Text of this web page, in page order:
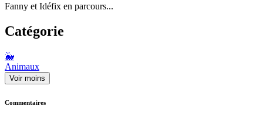
Fanny et Idéfix en parcours...
Catégorie
🐳
Animaux
Voir moins
Commentaires